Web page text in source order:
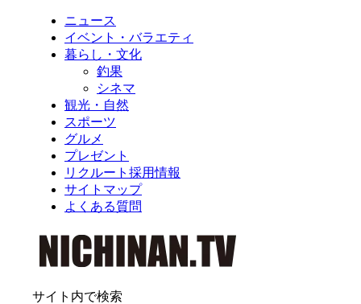
ニュース
イベント・バラエティ
暮らし・文化
釣果
シネマ
観光・自然
スポーツ
グルメ
プレゼント
リクルート採用情報
サイトマップ
よくある質問
サイト内で検索